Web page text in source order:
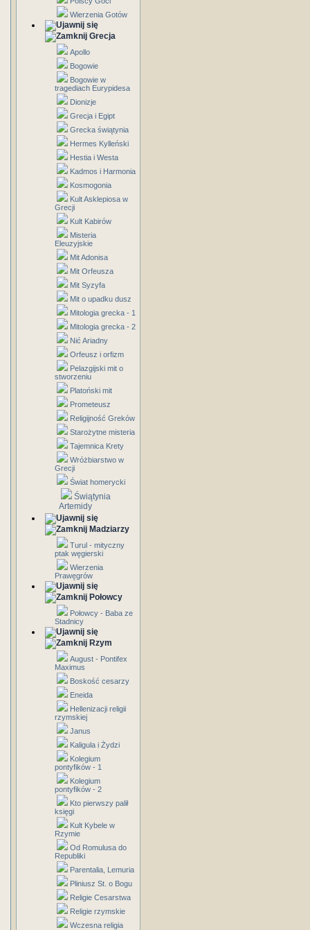
Wierzenia Gotów
Grecja
Apollo
Bogowie
Bogowie w
tragediach Eurypidesa
Dionizje
Grecja i Egipt
Grecka świątynia
Hermes Kylleński
Hestia i Westa
Kadmos i Harmonia
Kosmogonia
Kult Asklepiosa w
Grecji
Kult Kabirów
Misteria
Eleuzyjskie
Mit Adonisa
Mit Orfeusza
Mit Syzyfa
Mit o upadku dusz
Mitologia grecka - 1
Mitologia grecka - 2
Nić Ariadny
Orfeusz i orfizm
Pelazgijski mit o
stworzeniu
Platoński mit
Prometeusz
Religijność Greków
Starożytne misteria
Tajemnica Krety
Wróżbiarstwo w
Grecji
Świat homerycki
Świątynia
Artemidy
Madziarzy
Turul - mityczny
ptak węgierski
Wierzenia
Prawęgrów
Połowcy
Połowcy - Baba ze
Stadnicy
Rzym
August - Pontifex
Maximus
Boskość cesarzy
Eneida
Hellenizacji religii
rzymskiej
Janus
Kaligula i Żydzi
Kolegium
pontyfików - 1
Kolegium
pontyfików - 2
Kto pierwszy palił
księgi
Kult Kybele w
Rzymie
Od Romulusa do
Republiki
Parentalia, Lemuria
Pliniusz St. o Bogu
Religie Cesarstwa
Religie rzymskie
Wczesna religia